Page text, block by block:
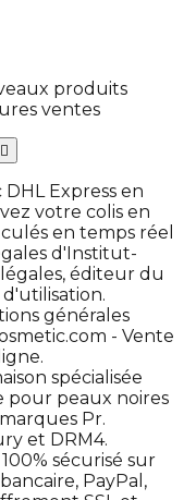
produits
ventes

DHL Express en
votre colis en
en temps réel
d'Institut-
éditeur du
générales
- Vente
spécialisée
pour peaux noires
Pr.
et DRM4.
sécurisé sur
PayPal,